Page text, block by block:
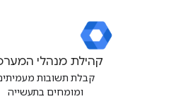
קהילת מנהלי
קבלת תשובות
ומומחים בתעשייה